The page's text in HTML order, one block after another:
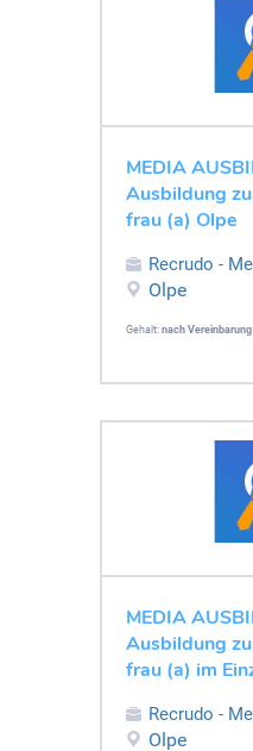
MEDIA
Ausbildung
frau (a) Olpe
Recrudo -
Olpe
Gehalt: nach Vereinbarung
MEDIA
Ausbildung
frau (a) im
Recrudo -
Olpe